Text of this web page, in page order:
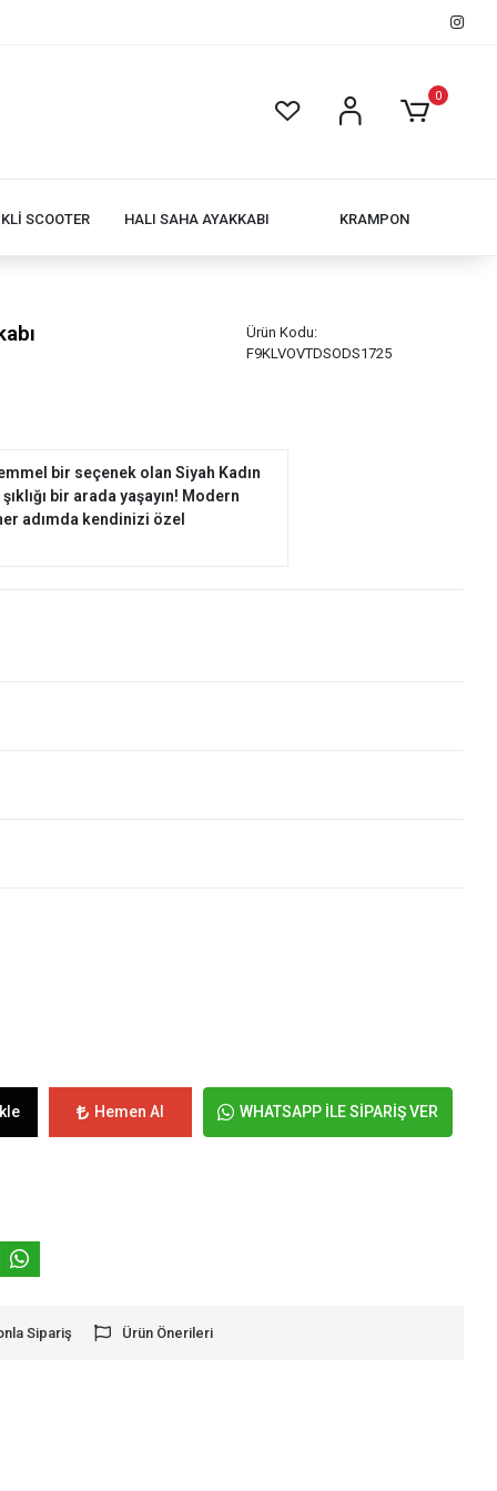
0
SCOOTER HALI SAHA AYAKKABI KRAMPON
Ürün Kodu:
F9KLVOVTDSODS1725
bir seçenek olan Siyah Kadın
bir arada yaşayın! Modern
adımda kendinizi özel
Hemen Al WHATSAPP İLE SİPARİŞ VER
Sipariş Ürün Önerileri